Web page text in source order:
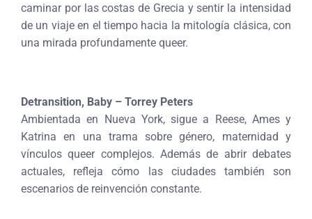
caminar por las costas de Grecia y sentir la intensidad
de un viaje en el tiempo hacia la mitología clásica, con
una mirada profundamente queer.
Detransition, Baby – Torrey Peters
Ambientada en Nueva York, sigue a Reese, Ames y
Katrina en una trama sobre género, maternidad y
vínculos queer complejos. Además de abrir debates
actuales, refleja cómo las ciudades también son
escenarios de reinvención constante.